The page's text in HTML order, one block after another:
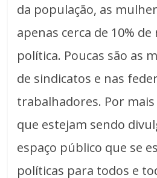
da população, as
apenas cerca de 10%
política. Poucas são as
de sindicatos e nas
trabalhadores. Por
que estejam sendo
espaço público que se
políticas para todos e